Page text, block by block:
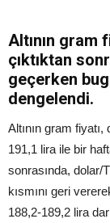
Altının gram
çıktıktan
geçerken
dengelendi.
Altının gram
191,1 lira ile bir
sonrasında, dolar/
kısmını geri
188,2-189,2 lira